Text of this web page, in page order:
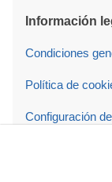
Información
Condiciones
Política de
Configuración